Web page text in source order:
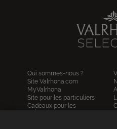
Qui sommes-nous ?
Site Valrhona.com
MyValrhona
Site pour les particuliers
Cadeaux pour les
entreprises